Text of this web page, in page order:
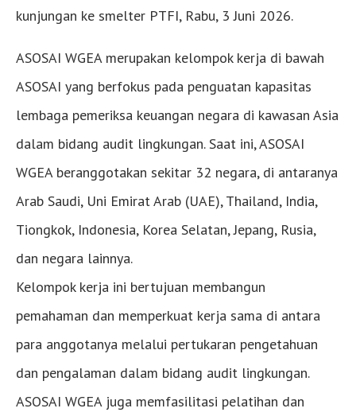
kunjungan ke smelter PTFI, Rabu, 3 Juni 2026.
ASOSAI WGEA merupakan kelompok kerja di bawah
ASOSAI yang berfokus pada penguatan kapasitas
lembaga pemeriksa keuangan negara di kawasan Asia
dalam bidang audit lingkungan. Saat ini, ASOSAI
WGEA beranggotakan sekitar 32 negara, di antaranya
Arab Saudi, Uni Emirat Arab (UAE), Thailand, India,
Tiongkok, Indonesia, Korea Selatan, Jepang, Rusia,
dan negara lainnya.
Kelompok kerja ini bertujuan membangun
pemahaman dan memperkuat kerja sama di antara
para anggotanya melalui pertukaran pengetahuan
dan pengalaman dalam bidang audit lingkungan.
ASOSAI WGEA juga memfasilitasi pelatihan dan